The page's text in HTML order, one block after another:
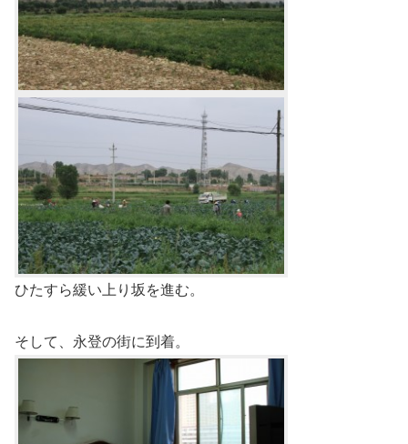
ひたすら緩い上り坂を進む。
そして、永登の街に到着。